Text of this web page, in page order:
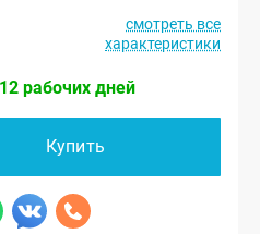
смотреть все
характеристики
рабочих дней
Купить